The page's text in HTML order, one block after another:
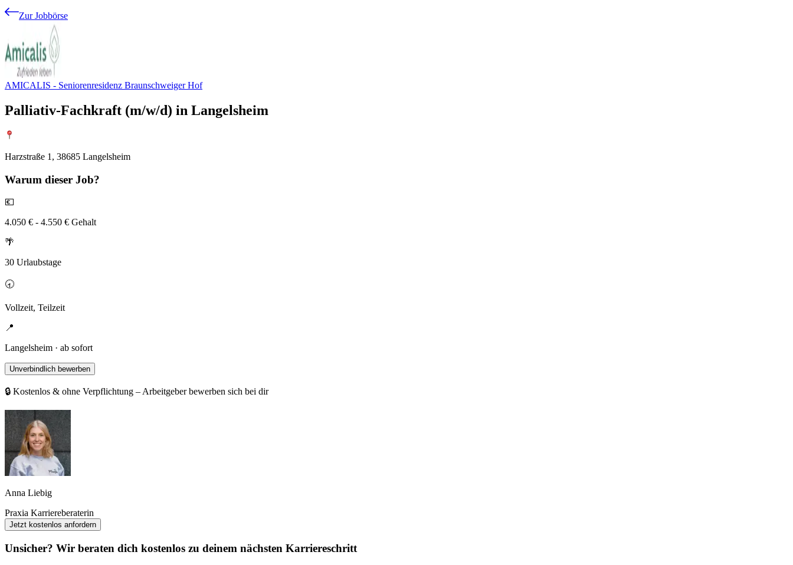
Zur Jobbörse
AMICALIS - Seniorenresidenz Braunschweiger Hof
Palliativ-Fachkraft (m/w/d) in Langelsheim
Harzstraße 1, 38685 Langelsheim
Warum dieser Job?
💶
4.050 € - 4.550 € Gehalt
🌴
30 Urlaubstage
🕣
Vollzeit, Teilzeit
📍
Langelsheim · ab sofort
Unverbindlich bewerben
🔒 Kostenlos & ohne Verpflichtung – Arbeitgeber bewerben sich bei dir
Anna Liebig
Praxia Karriereberaterin
Jetzt kostenlos anfordern
Unsicher? Wir beraten dich kostenlos zu deinem nächsten Karriereschritt